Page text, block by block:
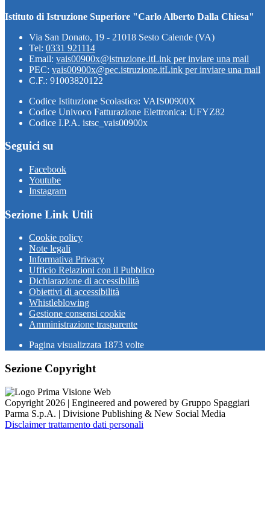
Istituto di Istruzione Superiore "Carlo Alberto Dalla Chiesa"
Via San Donato, 19 - 21018 Sesto Calende (VA)
Tel: 0331 921114
Email: vais00900x@istruzione.itLink per inviare una mail
PEC: vais00900x@pec.istruzione.itLink per inviare una mail
C.F.: 91003820122
Codice Istituzione Scolastica: VAIS00900X
Codice Univoco Fatturazione Elettronica: UFYZ82
Codice I.P.A. istsc_vais00900x
Seguici su
Facebook
Youtube
Instagram
Sezione Link Utili
Cookie policy
Note legali
Informativa Privacy
Ufficio Relazioni con il Pubblico
Dichiarazione di accessibilità
Obiettivi di accessibilità
Whistleblowing
Gestione consensi cookie
Amministrazione trasparente
Pagina visualizzata 1873 volte
Sezione Copyright
Copyright 2026 | Engineered and powered by Gruppo Spaggiari
Parma S.p.A. | Divisione Publishing & New Social Media
Disclaimer trattamento dati personali